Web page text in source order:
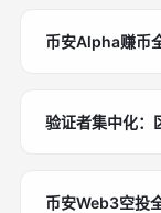
币安Alpha赚币
验证者集中化：
币安Web3空投